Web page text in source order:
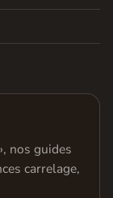
nos guides
carrelage,